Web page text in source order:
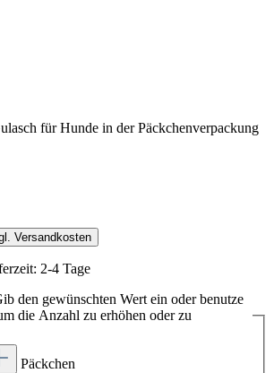
Versandkosten
2-4 Tage
den gewünschten Wert ein oder benutze
die Anzahl zu erhöhen oder zu
Päckchen